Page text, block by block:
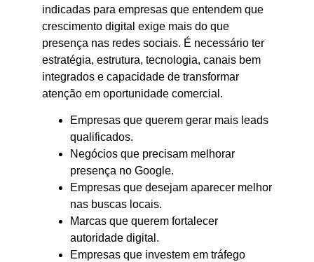
indicadas para empresas que entendem que
crescimento digital exige mais do que
presença nas redes sociais. É necessário ter
estratégia, estrutura, tecnologia, canais bem
integrados e capacidade de transformar
atenção em oportunidade comercial.
Empresas que querem gerar mais leads
qualificados.
Negócios que precisam melhorar
presença no Google.
Empresas que desejam aparecer melhor
nas buscas locais.
Marcas que querem fortalecer
autoridade digital.
Empresas que investem em tráfego